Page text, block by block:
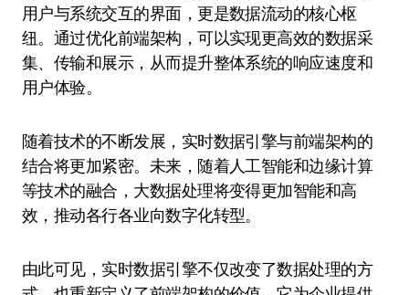
用户与系统交互的界面，更是数据流动的核心枢
纽。通过优化前端架构，可以实现更高效的数据采
集、传输和展示，从而提升整体系统的响应速度和
用户体验。
随着技术的不断发展，实时数据引擎与前端架构的
结合将更加紧密。未来，随着人工智能和边缘计算
等技术的融合，大数据处理将变得更加智能和高
效，推动各行各业向数字化转型。
由此可见，实时数据引擎不仅改变了数据处理的方